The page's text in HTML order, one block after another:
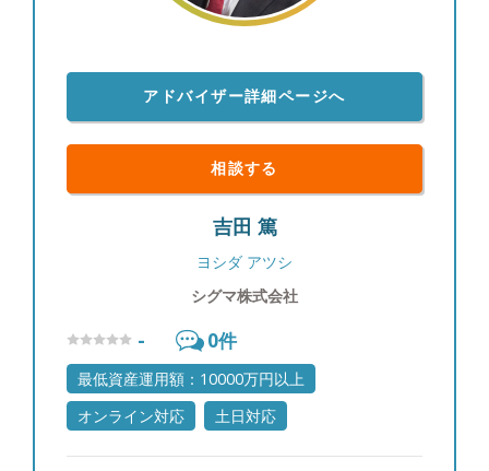
アドバイザー詳細ページへ
相談する
吉田 篤
ヨシダ アツシ
シグマ株式会社
- 0件
最低資産運用額：10000万円以上
オンライン対応
土日対応